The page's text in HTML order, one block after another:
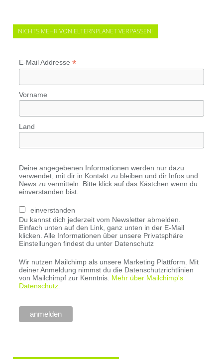
NICHTS MEHR VON ELTERNPLANET VERPASSEN!
E-Mail Addresse *
Vorname
Land
Deine angegebenen Informationen werden nur dazu
verwendet, mit dir in Kontakt zu bleiben und dir Infos und
News zu vermitteln. Bitte klick auf das Kästchen wenn du
einverstanden bist.
einverstanden
Du kannst dich jederzeit vom Newsletter abmelden.
Einfach unten auf den Link, ganz unten in der E-Mail
klicken. Alle Informationen über unsere Privatsphäre
Einstellungen findest du unter Datenschutz
Wir nutzen Mailchimp als unsere Marketing Plattform. Mit
deiner Anmeldung nimmst du die Datenschutzrichtlinien
von Mailchimpf zur Kenntnis. Mehr über Mailchimp's
Datenschutz.